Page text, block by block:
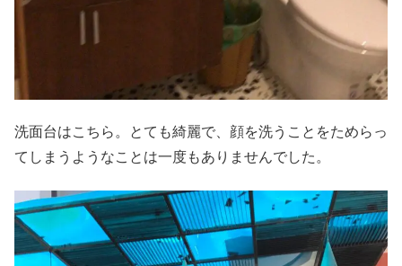
洗面台はこちら。とても綺麗で、顔を洗うことをためらっ
てしまうようなことは一度もありませんでした。